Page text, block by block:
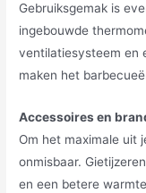
Gebruiksgemak is
ingebouwde
ventilatiesysteem en
maken het
Accessoires en
Om het maximale uit
onmisbaar.
en een betere